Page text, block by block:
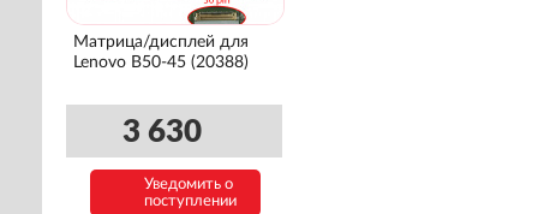
Матрица/дисплей для
Lenovo B50-45 (20388)
3 630
Уведомить о
поступлении